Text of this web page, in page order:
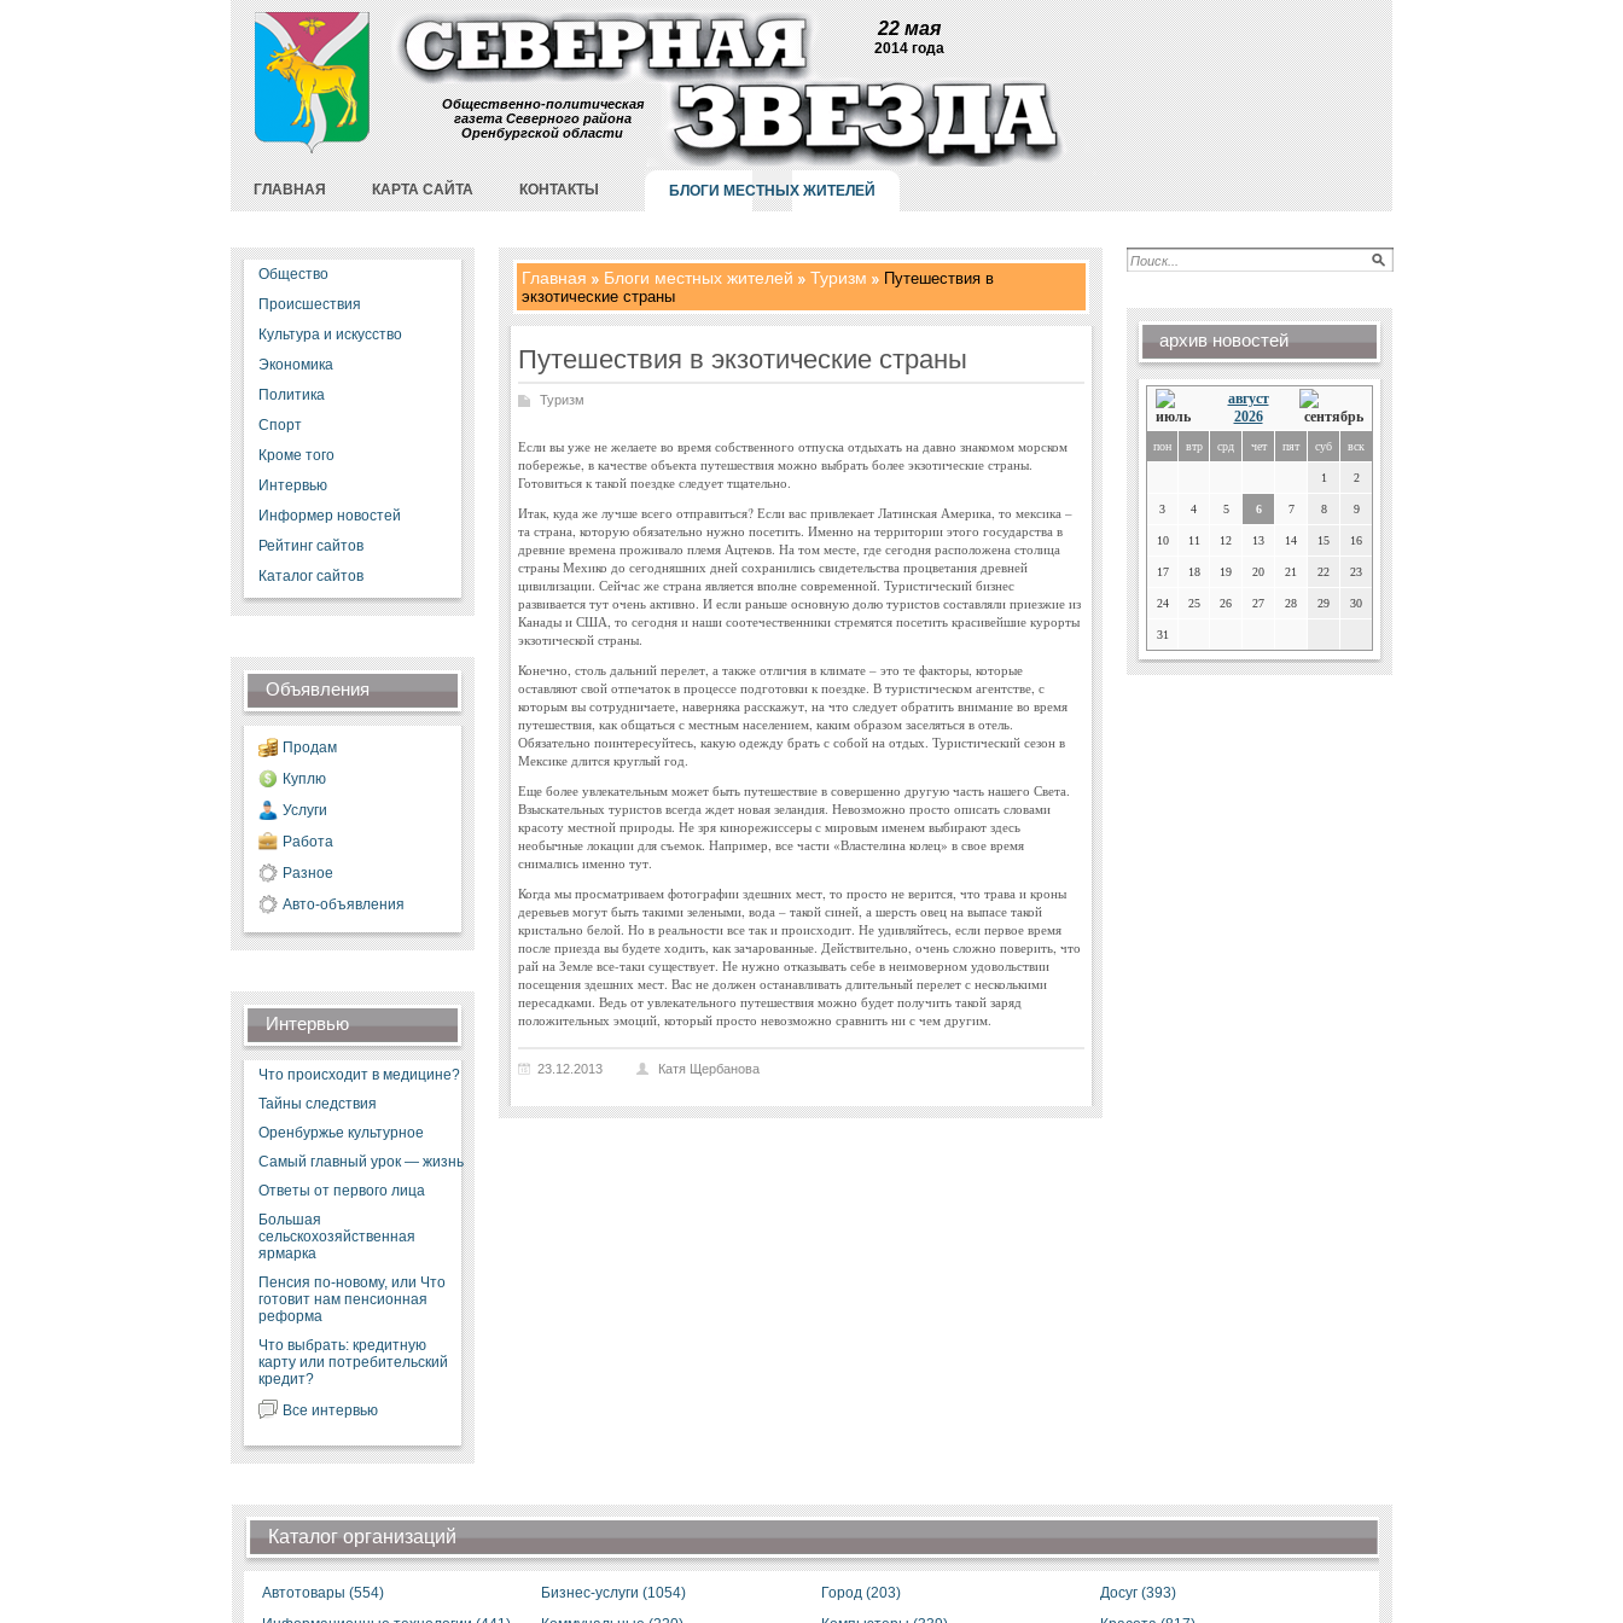
22 мая
2014 года
Общественно-политическая
газета Северного района
Оренбургской области
ГЛАВНАЯ КАРТА САЙТА КОНТАКТЫ БЛОГИ МЕСТНЫХ ЖИТЕЛЕЙ
Общество
Происшествия
Культура и искусство
Экономика
Политика
Спорт
Кроме того
Интервью
Информер новостей
Рейтинг сайтов
Каталог сайтов
Объявления
Продам
Куплю
Услуги
Работа
Разное
Авто-объявления
Интервью
Что происходит в медицине?
Тайны следствия
Оренбуржье культурное
Самый главный урок — жизнь
Ответы от первого лица
Большая
сельскохозяйственная
ярмарка
Пенсия по-новому, или Что
готовит нам пенсионная
реформа
Что выбрать: кредитную
карту или потребительский
кредит?
Все интервью
Главная Блоги местных жителей Туризм
Путешествия в
экзотические страны
Путешествия в экзотические страны
Туризм
Если вы уже не желаете во время собственного отпуска отдыхать на давно знакомом морском
побережье, в качестве объекта путешествия можно выбрать более экзотические страны.
Готовиться к такой поездке следует тщательно.
Итак, куда же лучше всего отправиться? Если вас привлекает Латинская Америка, то мексика –
та страна, которую обязательно нужно посетить. Именно на территории этого государства в
древние времена проживало племя Ацтеков. На том месте, где сегодня расположена столица
страны Мехико до сегодняшних дней сохранились свидетельства процветания древней
цивилизации. Сейчас же страна является вполне современной. Туристический бизнес
развивается тут очень активно. И если раньше основную долю туристов составляли приезжие из
Канады и США, то сегодня и наши соотечественники стремятся посетить красивейшие курорты
экзотической страны.
Конечно, столь дальний перелет, а также отличия в климате – это те факторы, которые
оставляют свой отпечаток в процессе подготовки к поездке. В туристическом агентстве, с
которым вы сотрудничаете, наверняка расскажут, на что следует обратить внимание во время
путешествия, как общаться с местным населением, каким образом заселяться в отель.
Обязательно поинтересуйтесь, какую одежду брать с собой на отдых. Туристический сезон в
Мексике длится круглый год.
Еще более увлекательным может быть путешествие в совершенно другую часть нашего Света.
Взыскательных туристов всегда ждет новая зеландия. Невозможно просто описать словами
красоту местной природы. Не зря кинорежиссеры с мировым именем выбирают здесь
необычные локации для съемок. Например, все части «Властелина колец» в свое время
снимались именно тут.
Когда мы просматриваем фотографии здешних мест, то просто не верится, что трава и кроны
деревьев могут быть такими зелеными, вода – такой синей, а шерсть овец на выпасе такой
кристально белой. Но в реальности все так и происходит. Не удивляйтесь, если первое время
после приезда вы будете ходить, как зачарованные. Действительно, очень сложно поверить, что
рай на Земле все-таки существует. Не нужно отказывать себе в неимоверном удовольствии
посещения здешних мест. Вас не должен останавливать длительный перелет с несколькими
пересадками. Ведь от увлекательного путешествия можно будет получить такой заряд
положительных эмоций, который просто невозможно сравнить ни с чем другим.
23.12.2013 Катя Щербанова
архив новостей
август
2026
пон втр срд чет пят суб вск
1 2
3 4 5 6 7 8 9
10 11 12 13 14 15 16
17 18 19 20 21 22 23
24 25 26 27 28 29 30
31
Каталог организаций
Автотовары (554) Бизнес-услуги (1054) Город (203)
Досуг (393)